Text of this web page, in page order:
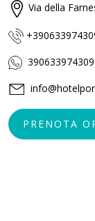
Via della
390633974309
PRENOTA